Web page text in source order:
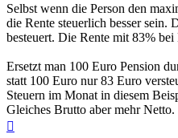
Selbst wenn die Person den
die Rente steuerlich besser sein.
besteuert. Die Rente mit 83%
Ersetzt man 100 Euro Pension
statt 100 Euro nur 83 Euro
Steuern im Monat in diesem
Gleiches Brutto aber mehr Netto.